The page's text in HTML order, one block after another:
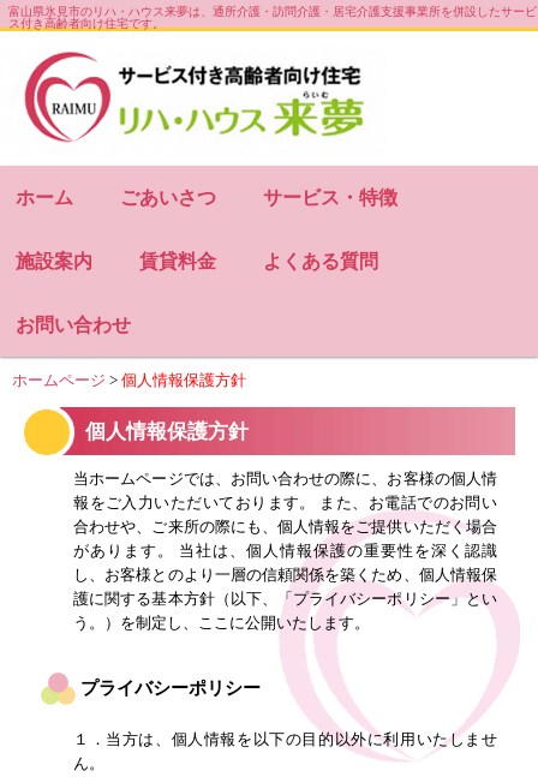
富山県氷見市のリハ・ハウス来夢は、通所介護・訪問介護・居宅介護支援事業所を併設したサービ
ス付き高齢者向け住宅です。
お知らせ 会社概要 サイトマップ
ホーム ごあいさつ サービス・特徴
施設案内 賃貸料金 よくある質問
お問い合わせ
ホームページ > 個人情報保護方針
個人情報保護方針
当ホームページでは、お問い合わせの際に、お客様の個人情
報をご入力いただいております。 また、お電話でのお問い
合わせや、ご来所の際にも、個人情報をご提供いただく場合
があります。 当社は、個人情報保護の重要性を深く認識
し、お客様とのより一層の信頼関係を築くため、個人情報保
護に関する基本方針（以下、「プライバシーポリシー」とい
う。）を制定し、ここに公開いたします。
プライバシーポリシー
１．当方は、個人情報を以下の目的以外に利用いたしませ
ん。